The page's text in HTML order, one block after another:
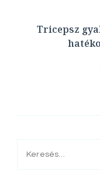
Tricepsz
Keresés: